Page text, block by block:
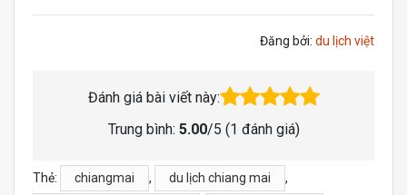
Đăng bởi: du lịch việt
Đánh giá bài viết này:
Trung bình: 5.00/5 (1 đánh giá)
Thẻ: chiangmai , du lịch chiang mai ,